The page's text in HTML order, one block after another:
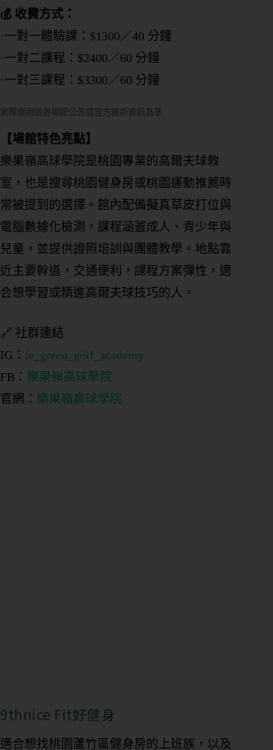
💰 收費方式：
·一對一體驗課：$1300／40 分鐘
·一對二課程：$2400／60 分鐘
·一對三課程：$3300／60 分鐘
實際費用依各場館公告或官方最新資訊為準
【場館特色亮點】
樂果嶺高球學院是桃園專業的高爾夫球教
室，也是搜尋桃園健身房或桃園運動推薦時
常被提到的選擇。館內配備擬真草皮打位與
電腦數據化檢測，課程涵蓋成人、青少年與
兒童，並提供證照培訓與團體教學。地點靠
近主要幹道，交通便利，課程方案彈性，適
合想學習或精進高爾夫球技巧的人。
🔗 社群連結
IG： le_green_golf_academy
FB： 樂果嶺高球學院
官網： 樂果嶺高球學院
9thnice Fit好健身
適合想找桃園蘆竹區健身房的上班族，以及